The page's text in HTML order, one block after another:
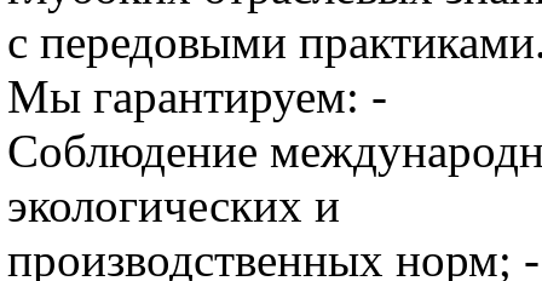
с передовыми
Мы гарантируем: -
Соблюдение
экологических и
производственных норм; -